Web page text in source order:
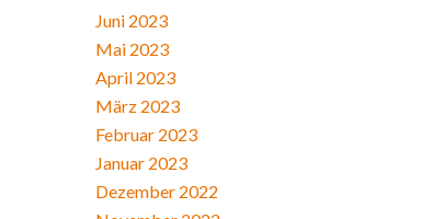
Juni 2023
Mai 2023
April 2023
März 2023
Februar 2023
Januar 2023
Dezember 2022